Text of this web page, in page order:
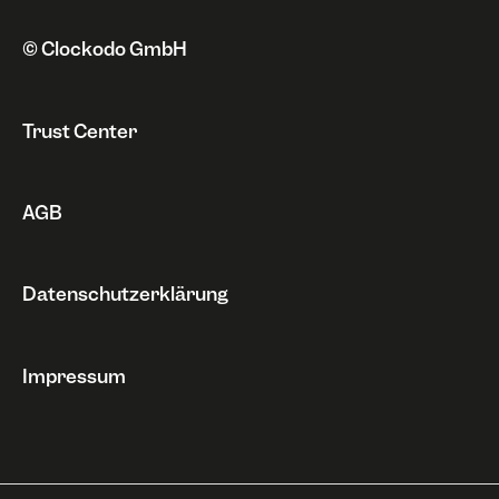
© Clockodo GmbH
Trust Center
AGB
Datenschutzerklärung
Impressum